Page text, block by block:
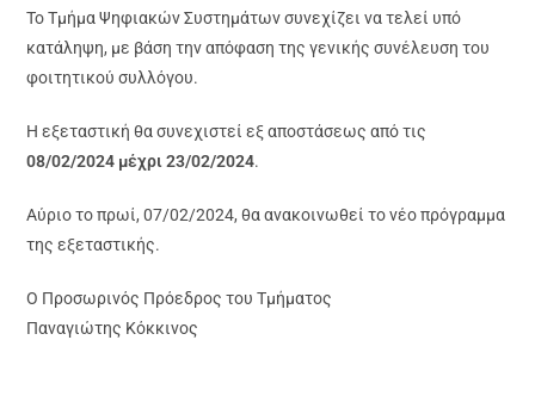
Το Τμήμα Ψηφιακών Συστημάτων συνεχίζει να τελεί υπό
κατάληψη, με βάση την απόφαση της γενικής συνέλευση του
φοιτητικού συλλόγου.
Η εξεταστική θα συνεχιστεί εξ αποστάσεως από τις
08/02/2024 μέχρι 23/02/2024.
Αύριο το πρωί, 07/02/2024, θα ανακοινωθεί το νέο πρόγραμμα
της εξεταστικής.
Ο Προσωρινός Πρόεδρος του Τμήματος
Παναγιώτης Κόκκινος